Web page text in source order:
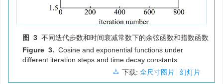
图 3 不同迭代步数和时间衰减常数下的余弦函数和指数函数
Figure 3. Cosine and exponential functions under
different iteration steps and time decay constants
下载: 全尺寸图片 幻灯片